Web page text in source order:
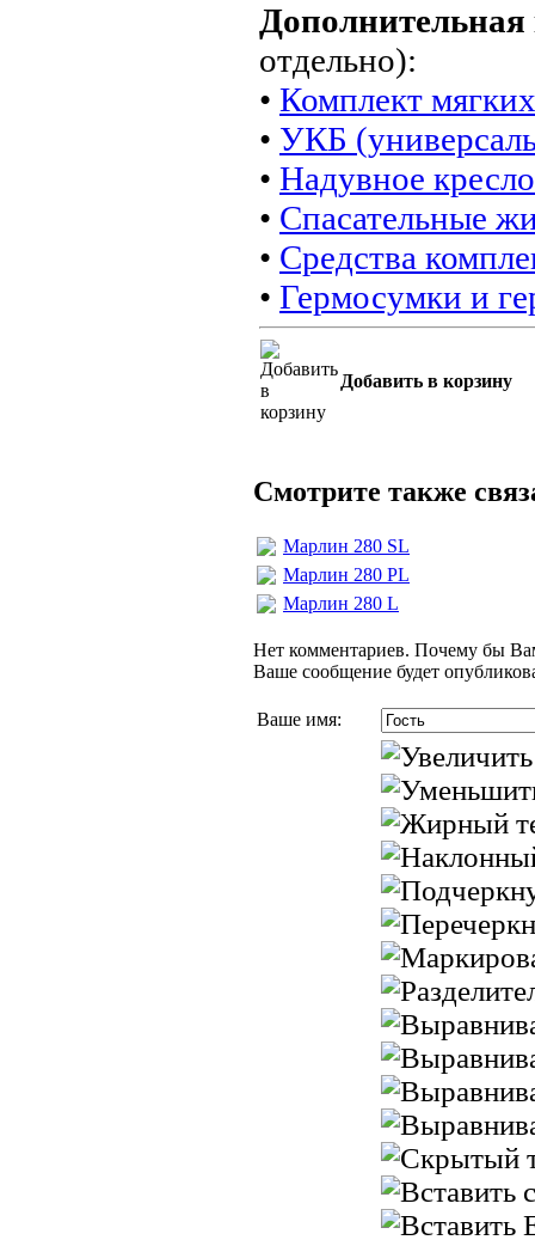
отдельно):
• Комплект
• УКБ
• Надувное кресло
• Спасательные
• Средства
• Гермосумки и
Добавить в корзину
Смотрите также
Марлин 280 SL
Марлин 280 PL
Марлин 280 L
Нет комментариев. Почему бы
Ваше сообщение будет
Ваше имя: